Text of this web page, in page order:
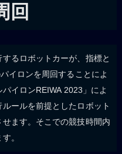
回
るロボットカーが、指標と
イロンを周回することによ
イロンREIWA 2023」によ
ールを前提としたロボット
ます。そこでの競技時間内
。